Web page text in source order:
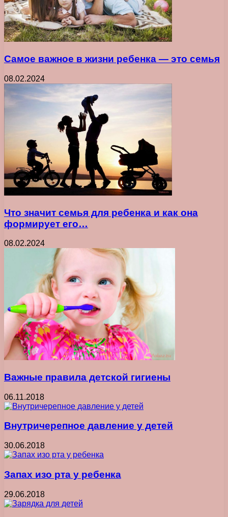
Самое важное в жизни ребенка ― это семья
08.02.2024
Что значит семья для ребенка и как она
формирует его…
08.02.2024
Важные правила детской гигиены
06.11.2018
Внутричерепное давление у детей
30.06.2018
Запах изо рта у ребенка
29.06.2018